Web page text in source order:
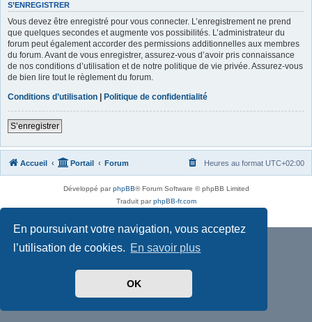
En poursuivant votre navigation, vous acceptez
l’utilisation de cookies. En savoir plus
OK
S’ENREGISTRER
Vous devez être enregistré pour vous connecter. L’enregistrement ne prend
que quelques secondes et augmente vos possibilités. L’administrateur du
forum peut également accorder des permissions additionnelles aux membres
du forum. Avant de vous enregistrer, assurez-vous d’avoir pris connaissance
de nos conditions d’utilisation et de notre politique de vie privée. Assurez-vous
de bien lire tout le règlement du forum.
Conditions d’utilisation | Politique de confidentialité
S’enregistrer
Accueil Portail Forum Heures au format UTC+02:00
Développé parphpBB® Forum Software © phpBB Limited
Traduit parphpBB-fr.com